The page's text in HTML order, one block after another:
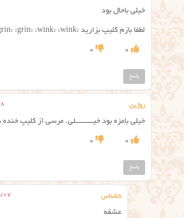
خیلی باحال بود
لطفا بازم کلیپ بزارید :grin: :grin: :grin: :grin: :wink: :wink:
0
0
پاسخ
روژین
خیلی بامزه بود خیــــــــــلی. مرسی از کلیپ خنده
0
0
پاسخ
ناشناس
عشقه